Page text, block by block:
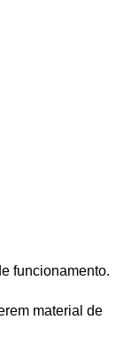
funcionamento.
material de